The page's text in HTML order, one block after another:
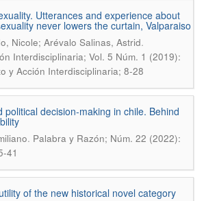
Utterances and experience about
never lowers the curtain, Valparaiso
Nicole; Arévalo Salinas, Astrid.
Interdisciplinaria; Vol. 5 Núm. 1 (2019):
y Acción Interdisciplinaria; 8-28
political decision-making in chile. Behind
. Palabra y Razón; Núm. 22 (2022):
41
of the new historical novel category